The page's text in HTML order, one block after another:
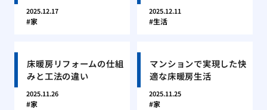
2025.12.17
家
2025.12.11
生活
床暖房リフォームの仕組
みと工法の違い
2025.11.26
家
マンションで実現した快
適な床暖房生活
2025.11.25
家